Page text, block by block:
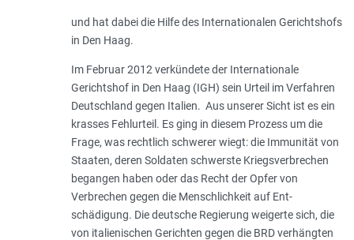
Einleitung
und hat dabei die Hilfe des Internationalen Gerichtshofs
in Den Haag.
Im Februar 2012 verkündete der Internationale
Gerichtshof in Den Haag (IGH) sein Urteil im Verfahren
Deutsch­land gegen Italien. Aus unserer Sicht ist es ein
krasses Fehlurteil. Es ging in diesem Prozess um die
Frage, was rechtlich schwerer wiegt: die Immuni­tät von
Staaten, deren Soldaten schwerste Kriegsverbrechen
begangen haben oder das Recht der Opfer von
Verbrechen gegen die Menschlichkeit auf Ent­
schädigung. Die deutsche Regierung weigerte sich, die
von italienischen Gerichten gegen die BRD verhängten